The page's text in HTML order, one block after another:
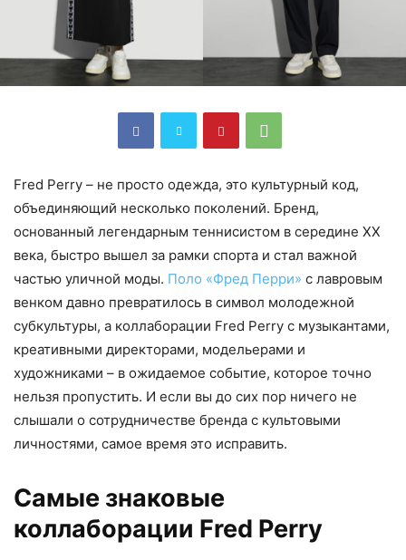
Fred Perry – не просто одежда, это культурный код,
объединяющий несколько поколений. Бренд,
основанный легендарным теннисистом в середине XX
века, быстро вышел за рамки спорта и стал важной
частью уличной моды. Поло «Фред Перри» с лавровым
венком давно превратилось в символ молодежной
субкультуры, а коллаборации Fred Perry с музыкантами,
креативными директорами, модельерами и
художниками – в ожидаемое событие, которое точно
нельзя пропустить. И если вы до сих пор ничего не
слышали о сотрудничестве бренда с культовыми
личностями, самое время это исправить.
Самые знаковые
коллаборации Fred Perry